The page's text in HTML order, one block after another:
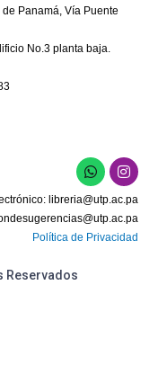
Panamá, Vía Puente
No.3 planta baja.
libreria@utp.ac.pa
Política de Privacidad
Reservados